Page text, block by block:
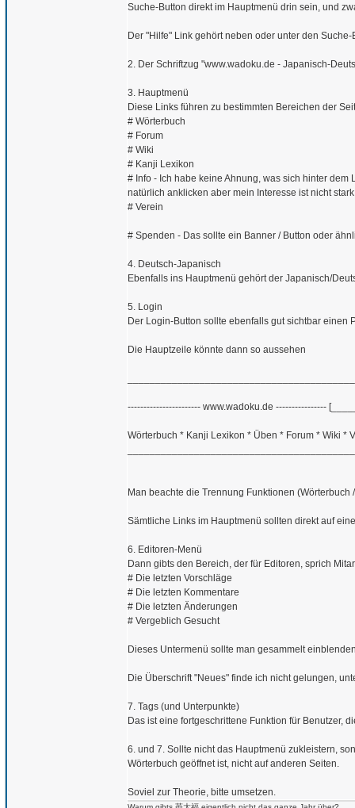
Suche-Button direkt im Hauptmenü drin sein, und
Der "Hilfe" Link gehört neben oder unter den Suche-
2. Der Schriftzug "www.wadoku.de - Japanisch-
3. Hauptmenü
Diese Links führen zu bestimmten Bereichen der
# Wörterbuch
# Forum
# Wiki
# Kanji Lexikon
# Info - Ich habe keine Ahnung, was sich hinter
natürlich anklicken aber mein Interesse ist nicht
# Verein
# Spenden - Das sollte ein Banner / Button oder
4. Deutsch-Japanisch
Ebenfalls ins Hauptmenü gehört der Japanisch/
5. Login
Der Login-Button sollte ebenfalls gut sichtbar einen
Die Hauptzeile könnte dann so aussehen
----------------------- www.wadoku.de ----------------
Wörterbuch * Kanji Lexikon * Üben * Forum * Wiki *
Man beachte die Trennung Funktionen
Sämtliche Links im Hauptmenü sollten direkt auf
6. Editoren-Menü
Dann gibts den Bereich, der für Editoren, sprich
# Die letzten Vorschläge
# Die letzten Kommentare
# Die letzten Änderungen
# Vergeblich Gesucht
Dieses Untermenü sollte man gesammelt
Die Überschrift "Neues" finde ich nicht gelungen,
7. Tags (und Unterpunkte)
Das ist eine fortgeschrittene Funktion für Benutzer,
6. und 7. Sollte nicht das Hauptmenü zukleistern,
Wörterbuch geöffnet ist, nicht auf anderen Seiten.
Soviel zur Theorie, bitte umsetzen.